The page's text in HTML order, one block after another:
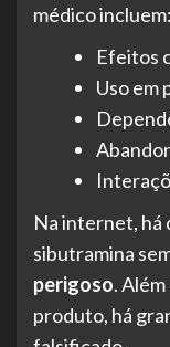
médico incluem:
Efeitos
Uso em
Na internet, há
sibutramina
perigoso.
produto, há